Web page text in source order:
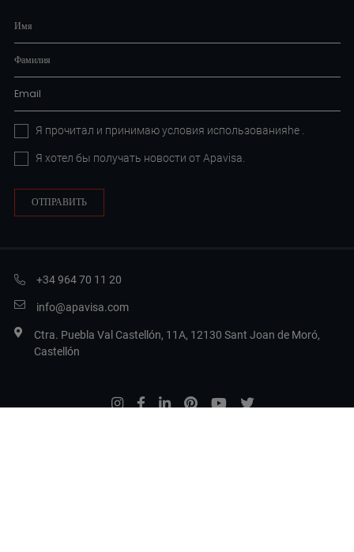
Я прочитал и принимаю условия использованияhe
Я хотел бы получать новости от Apavisa.
+34 964 70 11 20
info@apavisa.com
Ctra. Puebla Val Castellón, 11A, 12130 Sant Joan de Moró,
Castellón